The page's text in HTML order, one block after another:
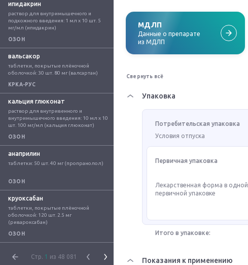
ипидакрин
раствор для внутримышечного и
подкожного введения: 1 мл x 10 шт. 5
мг/мл (ипидакрин)
ОЗОН
вальсакор
таблетки, покрытые плёночной
оболочкой: 30 шт. 80 мг (валсартан)
КРКА-РУС
кальция глюконат
раствор для внутривенного и
внутримышечного введения: 10 мл x 10
шт. 100 мг/мл (кальция глюконат)
ОЗОН
анаприлин
таблетки: 50 шт. 40 мг (пропранолол)
ОЗОН
круоксабан
таблетки, покрытые плёночной
оболочкой: 120 шт. 2.5 мг
(ривароксабан)
ОЗОН
Стр. 1 из 48 081
МДЛП
Данные о препарате
из МДЛП
Свернуть всё
Упаковка
Потребительская упаковка
Условия отпуска
Первичная упаковка
Лекарственная форма в одной
первичной упаковке
Итого в упаковке:
Показания к применению